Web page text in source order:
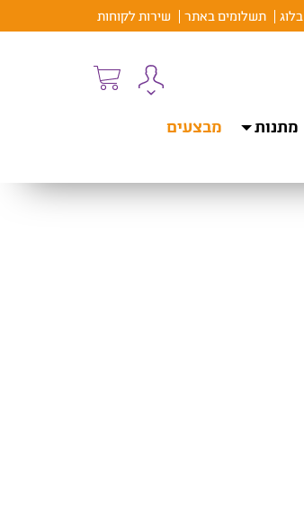
בלוג תשלומים באתר שירות לקוחות
מתנות
מבצעים